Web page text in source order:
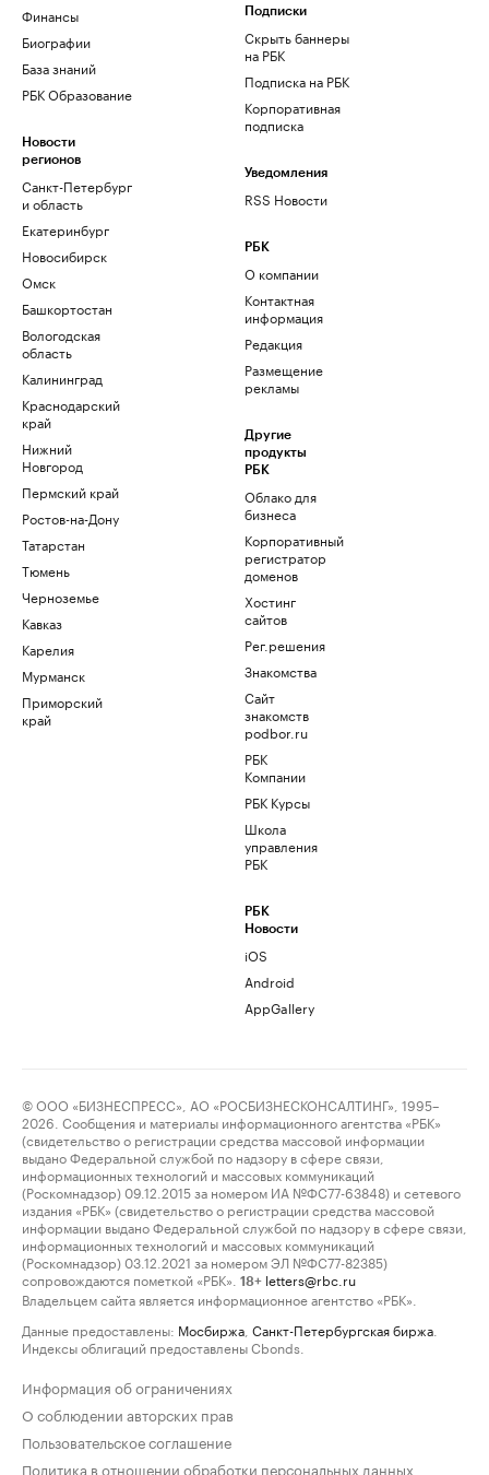
Финансы
Биографии
База знаний
РБК Образование
Новости
регионов
Санкт-Петербург
и область
Екатеринбург
Новосибирск
Омск
Башкортостан
Вологодская
область
Калининград
Краснодарский
край
Нижний
Новгород
Пермский край
Ростов-на-Дону
Татарстан
Тюмень
Черноземье
Кавказ
Карелия
Мурманск
Приморский
край
Подписки
Скрыть баннеры
на РБК
Подписка на РБК
Корпоративная
подписка
Уведомления
RSS Новости
РБК
О компании
Контактная
информация
Редакция
Размещение
рекламы
Другие
продукты
РБК
Облако для
бизнеса
Корпоративный
регистратор
доменов
Хостинг
сайтов
Рег.решения
Знакомства
Сайт
знакомств
podbor.ru
РБК
Компании
РБК Курсы
Школа
управления
РБК
РБК
Новости
iOS
Android
AppGallery
© ООО «БИЗНЕСПРЕСС», АО «РОСБИЗНЕСКОНСАЛТИНГ», 1995–
2026. Сообщения и материалы информационного агентства «РБК»
(свидетельство о регистрации средства массовой информации
выдано Федеральной службой по надзору в сфере связи,
информационных технологий и массовых коммуникаций
(Роскомнадзор) 09.12.2015 за номером ИА №ФС77-63848) и сетевого
издания «РБК» (свидетельство о регистрации средства массовой
информации выдано Федеральной службой по надзору в сфере связи,
информационных технологий и массовых коммуникаций
(Роскомнадзор) 03.12.2021 за номером ЭЛ №ФС77-82385)
сопровождаются пометкой «РБК».
18+ letters@rbc.ru
Владельцем сайта является информационное агентство «РБК».
Данные предоставлены: Мосбиржа Санкт-Петербургская биржа
Индексы облигаций предоставлены Cbonds.
Информация об ограничениях
О соблюдении авторских прав
Пользовательское соглашение
Политика в отношении обработки персональных данных